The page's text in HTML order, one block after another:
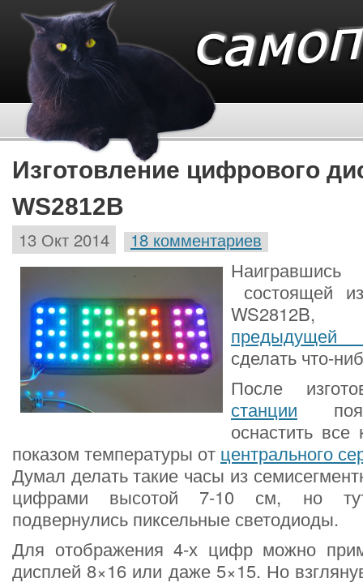
Изготовление цифрового
WS2812B
13 Окт 2014 18 комментариев
состоящей
предыдущей
сделать что-
После
станции
оснастить
показом температуры от центрального
Думал делать такие часы из
цифрами высотой 7-10 см, но
подвернулись пиксельные светодиоды.
Для отображения 4-х цифр можно
дисплей 8×16 или даже 5×15. Но